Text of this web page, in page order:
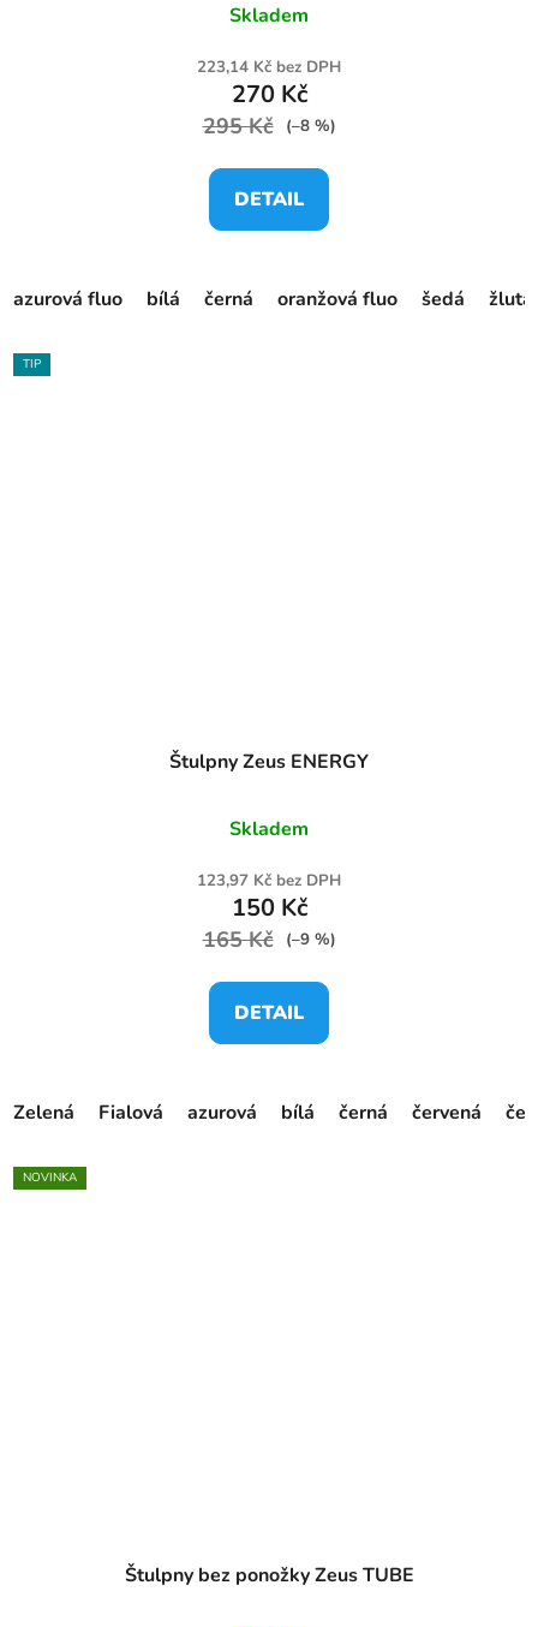
Skladem
223,14 Kč bez DPH
270 Kč
295 Kč (–8 %)
DETAIL
azurová fluo bílá černá oranžová fluo šedá
TIP
Štulpny Zeus ENERGY
Skladem
123,97 Kč bez DPH
150 Kč
165 Kč (–9 %)
DETAIL
Zelená Fialová azurová bílá černá červená
NOVINKA
Štulpny bez ponožky Zeus TUBE